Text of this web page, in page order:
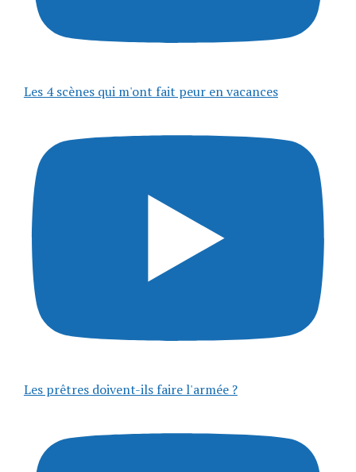
Les 4 scènes qui m'ont fait peur en vacances
Les prêtres doivent-ils faire l'armée ?